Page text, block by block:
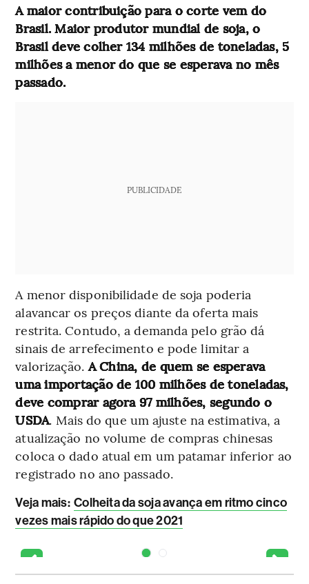
A maior contribuição para o corte vem do
Brasil. Maior produtor mundial de soja, o
Brasil deve colher 134 milhões de toneladas, 5
milhões a menor do que se esperava no mês
passado.
PUBLICIDADE
A menor disponibilidade de soja poderia
alavancar os preços diante da oferta mais
restrita. Contudo, a demanda pelo grão dá
sinais de arrefecimento e pode limitar a
valorização.A China, de quem se esperava
uma importação de 100 milhões de toneladas,
deve comprar agora 97 milhões, segundo o
USDA. Mais do que um ajuste na estimativa, a
atualização no volume de compras chinesas
coloca o dado atual em um patamar inferior ao
registrado no ano passado.
Veja mais: Colheita da soja avança em ritmo cinco
vezes mais rápido do que 2021